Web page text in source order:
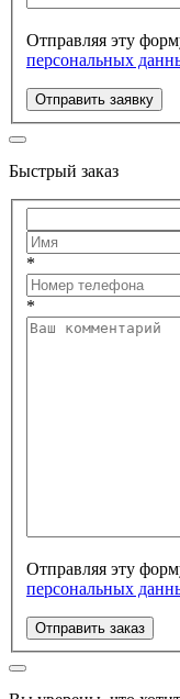
Отправляя эту
персональных
Отправить заявку
Быстрый заказ
*
*
Отправляя эту
персональных
Отправить заказ